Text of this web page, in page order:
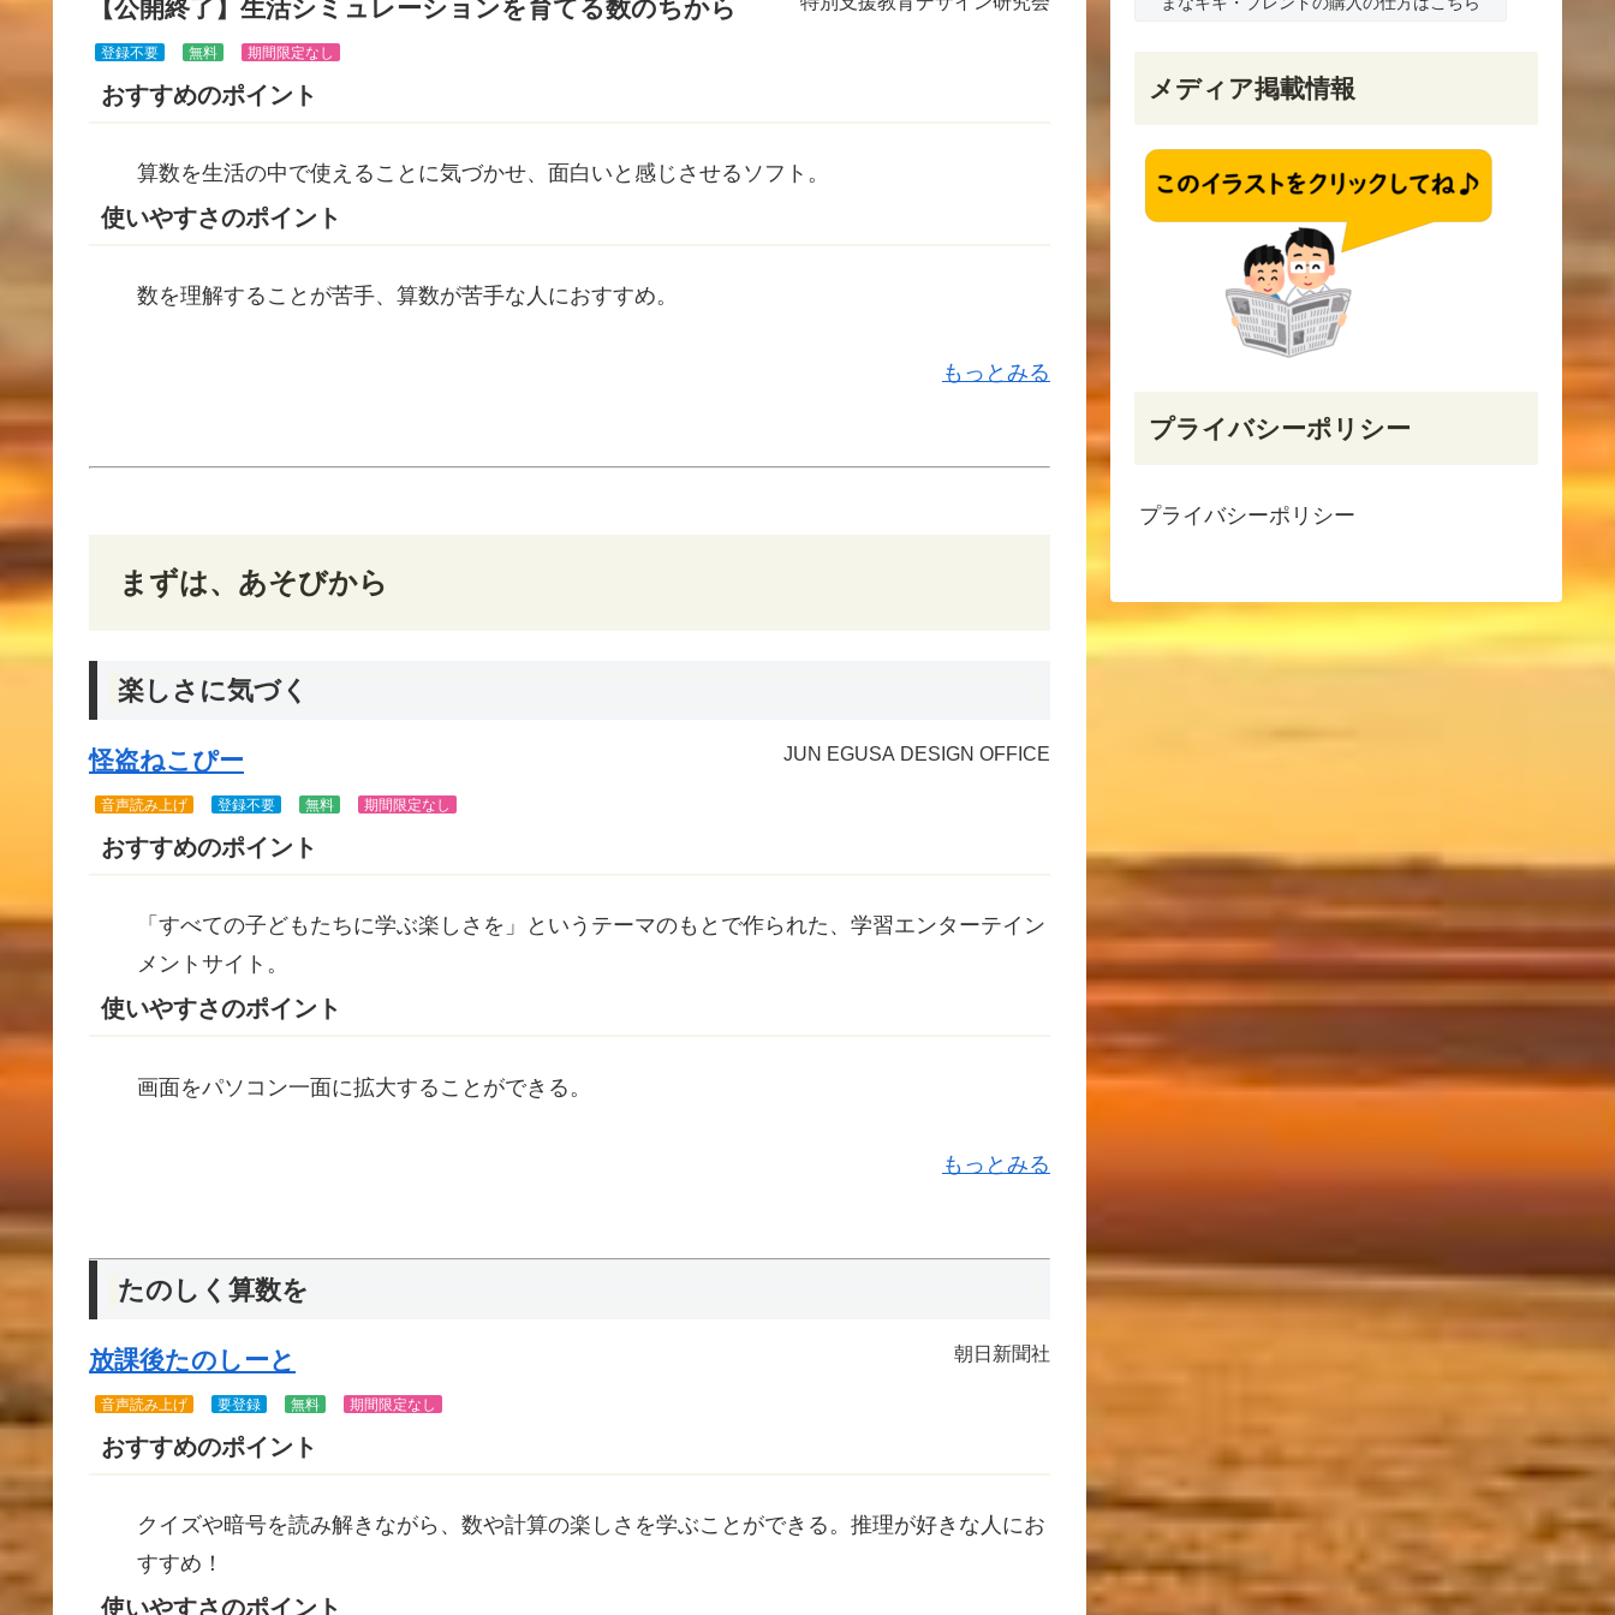
【公開終了】生活シミュレーションを育てる数のちから
登録不要 無料 期間限定なし
おすすめのポイント
算数を生活の中で使えることに気づかせ、面白いと感じさせるソフト。
使いやすさのポイント
数を理解することが苦手、算数が苦手な人におすすめ。
もっとみる
まずは、あそびから
楽しさに気づく
怪盗ねこぴー JUN EGUSA DESIGN OFFICE
音声読み上げ 登録不要 無料 期間限定なし
おすすめのポイント
「すべての子どもたちに学ぶ楽しさを」というテーマのもとで作られた、学習エンターテイン
メントサイト。
使いやすさのポイント
画面をパソコン一面に拡大することができる。
もっとみる
たのしく算数を
放課後たのしーと 朝日新聞社
音声読み上げ 要登録 無料 期間限定なし
おすすめのポイント
クイズや暗号を読み解きながら、数や計算の楽しさを学ぶことができる。 推理が好きな人にお
すすめ！
使いやすさのポイント
メディア掲載情報
プライバシーポリシー
プライバシーポリシー